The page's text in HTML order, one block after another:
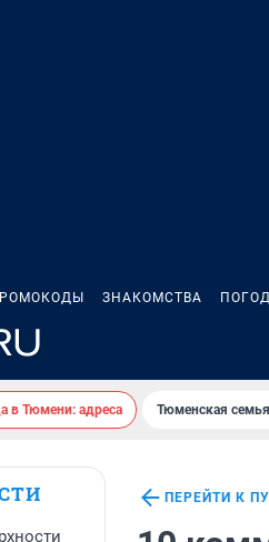
ЗНАКОМСТВА
в Тюмени: адреса Тюменская
ПЕРЕЙТИ К